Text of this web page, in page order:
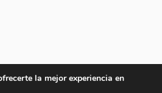
la mejor experiencia en